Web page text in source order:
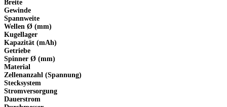
Breite
Gewinde
Spannweite
Wellen Ø (mm)
Kugellager
Kapazität (mAh)
Getriebe
Spinner Ø (mm)
Material
Zellenanzahl (Spannung)
Stecksystem
Stromversorgung
Dauerstrom